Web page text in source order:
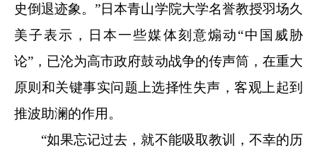
史倒退迹象。”日本青山学院大学名誉教授羽场久
美子表示，日本一些媒体刻意煽动“中国威胁
论”，已沦为高市政府鼓动战争的传声筒，在重大
原则和关键事实问题上选择性失声，客观上起到
推波助澜的作用。
“如果忘记过去，就不能吸取教训，不幸的历